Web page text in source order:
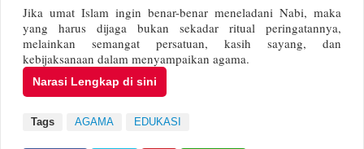
Jika umat Islam ingin benar-benar meneladani Nabi, maka
yang harus dijaga bukan sekadar ritual peringatannya,
melainkan semangat persatuan, kasih sayang, dan
kebijaksanaan dalam menyampaikan agama.
Narasi Lengkap di sini
Tags AGAMA EDUKASI